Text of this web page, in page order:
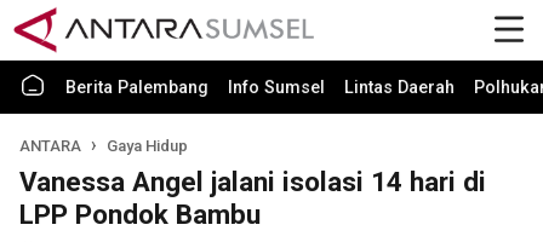
Berita Palembang Info Sumsel Lintas Daerah
ANTARA Gaya Hidup
Vanessa Angel jalani isolasi 14 hari di
LPP Pondok Bambu